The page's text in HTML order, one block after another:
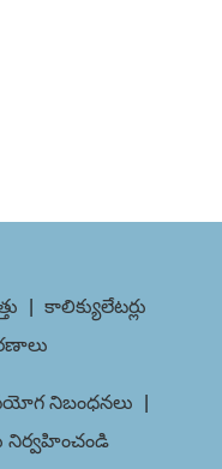
కాలిక్యులేటర్లు
నిబంధనలు
నిర్వహించండి